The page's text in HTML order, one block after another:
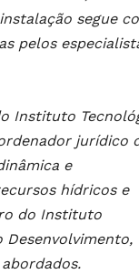
segue
pelos
Instituto
jurídico
e
hídricos e
do Instituto
Desenvolvimento,